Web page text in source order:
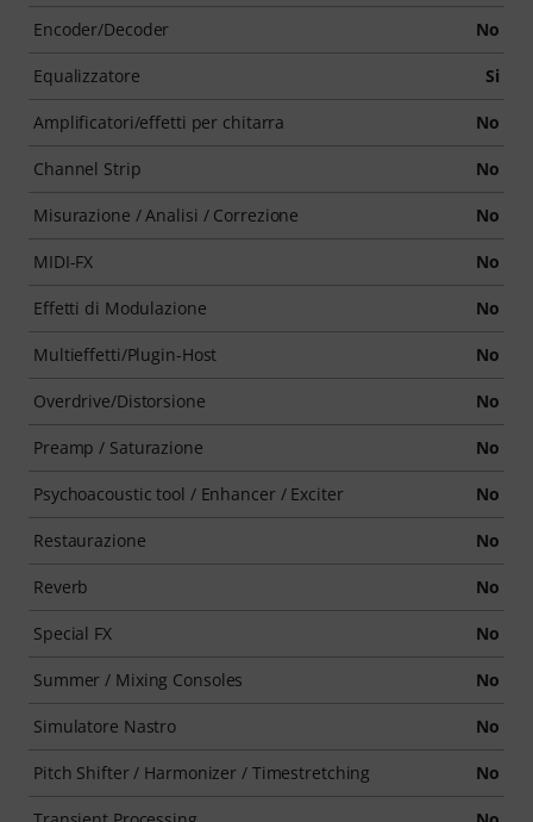
Encoder/Decoder No
Equalizzatore Si
Amplificatori/effetti per chitarra No
Channel Strip No
Misurazione / Analisi / Correzione No
MIDI-FX No
Effetti di Modulazione No
Multieffetti/Plugin-Host No
Overdrive/Distorsione No
Preamp / Saturazione No
Psychoacoustic tool / Enhancer / Exciter No
Restaurazione No
Reverb No
Special FX No
Summer / Mixing Consoles No
Simulatore Nastro No
Pitch Shifter / Harmonizer / Timestretching No